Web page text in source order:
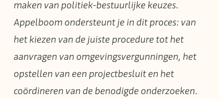
maken van politiek-bestuurlijke keuzes.
Appelboom ondersteunt je in dit proces: van
het kiezen van de juiste procedure tot het
aanvragen van omgevingsvergunningen, het
opstellen van een projectbesluit en het
coördineren van de benodigde onderzoeken.